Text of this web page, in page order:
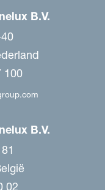
B.V.
100
B.V.
02